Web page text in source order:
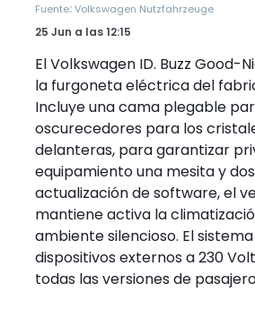
Fuente:Volkswagen Nutzfahrzeuge
25 Jun a las12:15
El Volkswagen ID. Buzz
la furgoneta eléctrica del
Incluye una cama plegable
oscurecedores para los
delanteras, para garantizar
equipamiento una mesita y
actualización de software, el
mantiene activa la
ambiente silencioso. El
dispositivos externos a 230
todas las versiones de